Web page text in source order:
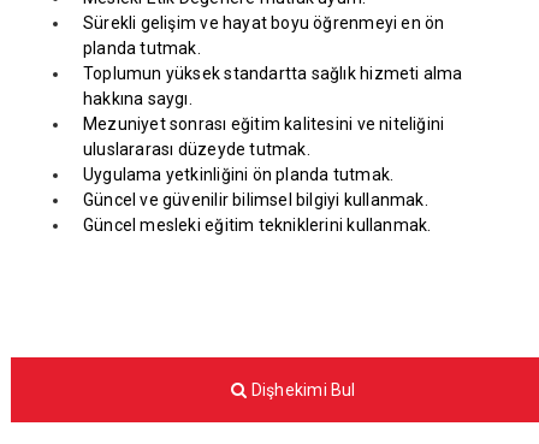
Sürekli gelişim ve hayat boyu öğrenmeyi en ön
planda tutmak.
Toplumun yüksek standartta sağlık hizmeti alma
hakkına saygı.
Mezuniyet sonrası eğitim kalitesini ve niteliğini
uluslararası düzeyde tutmak.
Uygulama yetkinliğini ön planda tutmak.
Güncel ve güvenilir bilimsel bilgiyi kullanmak.
Güncel mesleki eğitim tekniklerini kullanmak.
Dişhekimi Bul